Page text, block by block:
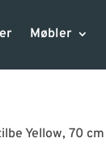
Møbler
Yellow, 70 cm